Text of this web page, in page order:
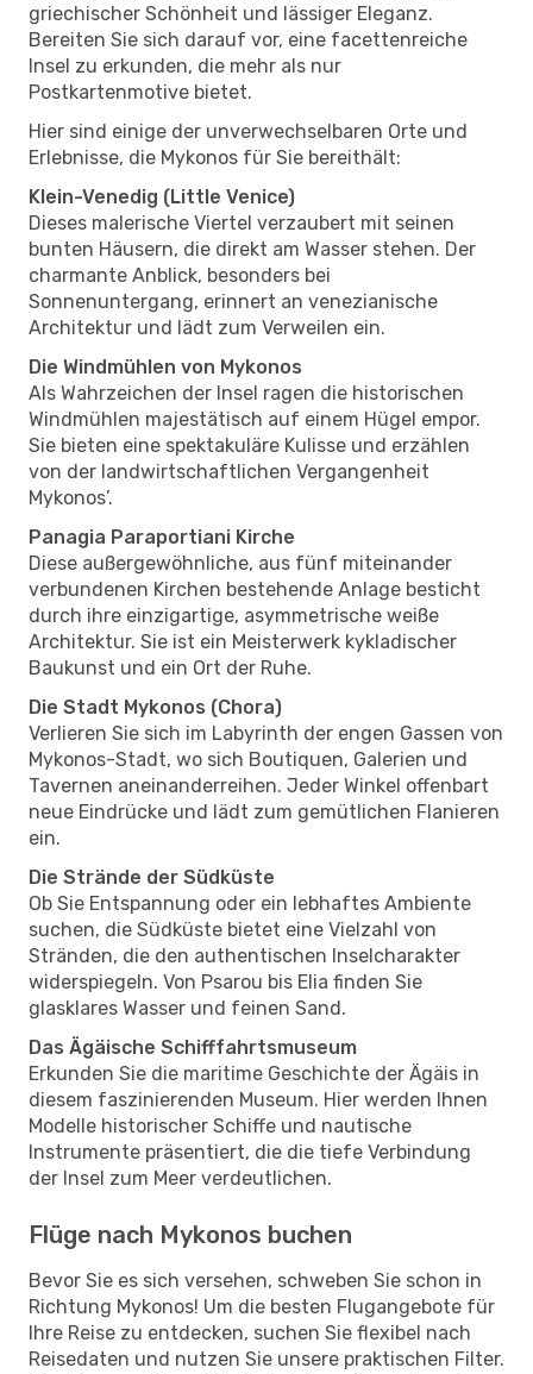
griechischer Schönheit und lässiger Eleganz.
Bereiten Sie sich darauf vor, eine facettenreiche
Insel zu erkunden, die mehr als nur
Postkartenmotive bietet.
Hier sind einige der unverwechselbaren Orte und
Erlebnisse, die Mykonos für Sie bereithält:
Klein-Venedig (Little Venice)
Dieses malerische Viertel verzaubert mit seinen
bunten Häusern, die direkt am Wasser stehen. Der
charmante Anblick, besonders bei
Sonnenuntergang, erinnert an venezianische
Architektur und lädt zum Verweilen ein.
Die Windmühlen von Mykonos
Als Wahrzeichen der Insel ragen die historischen
Windmühlen majestätisch auf einem Hügel empor.
Sie bieten eine spektakuläre Kulisse und erzählen
von der landwirtschaftlichen Vergangenheit
Mykonos’.
Panagia Paraportiani Kirche
Diese außergewöhnliche, aus fünf miteinander
verbundenen Kirchen bestehende Anlage besticht
durch ihre einzigartige, asymmetrische weiße
Architektur. Sie ist ein Meisterwerk kykladischer
Baukunst und ein Ort der Ruhe.
Die Stadt Mykonos (Chora)
Verlieren Sie sich im Labyrinth der engen Gassen von
Mykonos-Stadt, wo sich Boutiquen, Galerien und
Tavernen aneinanderreihen. Jeder Winkel offenbart
neue Eindrücke und lädt zum gemütlichen Flanieren
ein.
Die Strände der Südküste
Ob Sie Entspannung oder ein lebhaftes Ambiente
suchen, die Südküste bietet eine Vielzahl von
Stränden, die den authentischen Inselcharakter
widerspiegeln. Von Psarou bis Elia finden Sie
glasklares Wasser und feinen Sand.
Das Ägäische Schifffahrtsmuseum
Erkunden Sie die maritime Geschichte der Ägäis in
diesem faszinierenden Museum. Hier werden Ihnen
Modelle historischer Schiffe und nautische
Instrumente präsentiert, die die tiefe Verbindung
der Insel zum Meer verdeutlichen.
Flüge nach Mykonos buchen
Bevor Sie es sich versehen, schweben Sie schon in
Richtung Mykonos! Um die besten Flugangebote für
Ihre Reise zu entdecken, suchen Sie flexibel nach
Reisedaten und nutzen Sie unsere praktischen Filter.